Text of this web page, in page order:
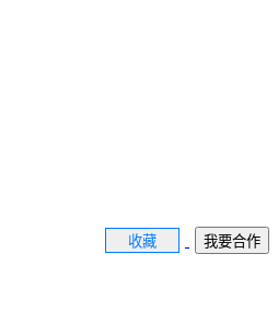
收藏 我要合作